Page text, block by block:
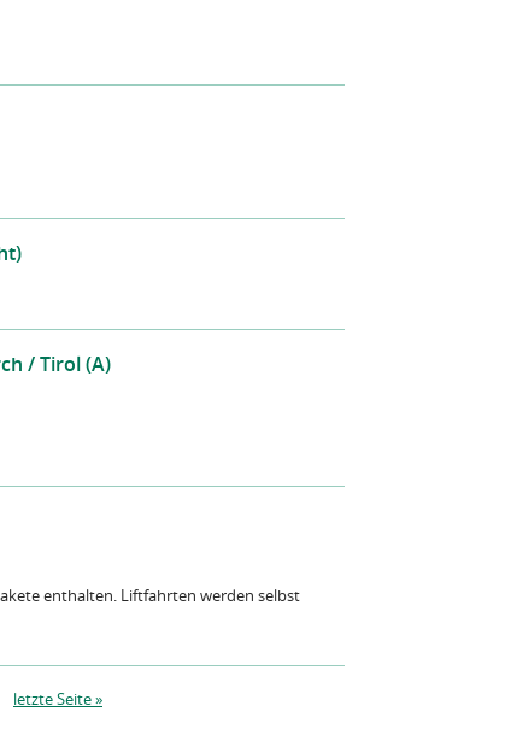
/ Tirol (A)
enthalten. Liftfahrten werden selbst
letzte Seite »